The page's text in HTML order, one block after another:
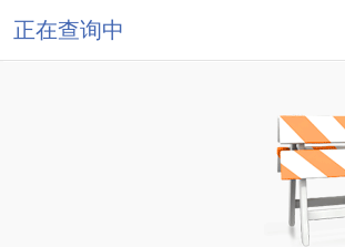
正在查询中